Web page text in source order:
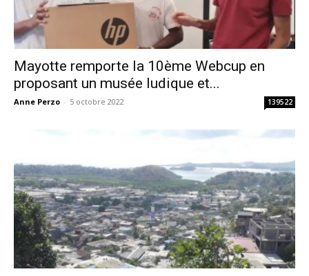
Mayotte remporte la 10ème Webcup en
proposant un musée ludique et...
Anne Perzo - 5 octobre 2022 139522